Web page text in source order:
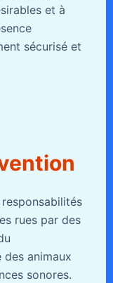
et à
sécurisé et
rues par des
animaux
sonores.